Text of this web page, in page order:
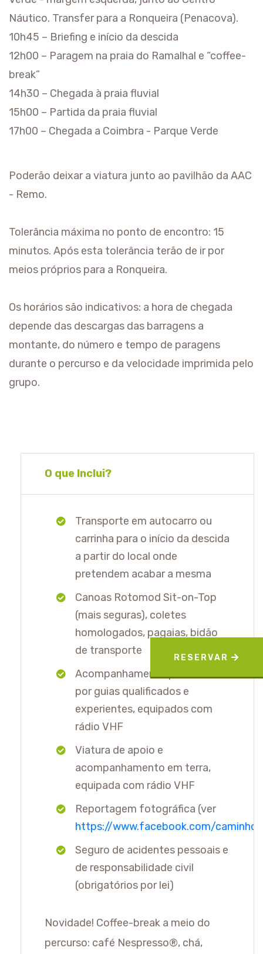
Náutico. Transfer para a Ronqueira (Penacova).
10h45 – Briefing e início da descida
12h00 – Paragem na praia do Ramalhal e “coffee-
break”
14h30 – Chegada à praia fluvial
15h00 – Partida da praia fluvial
17h00 – Chegada a Coimbra - Parque Verde
Poderão deixar a viatura junto ao pavilhão da AAC
- Remo.
Tolerância máxima no ponto de encontro: 15
minutos. Após esta tolerância terão de ir por
meios próprios para a Ronqueira.
Os horários são indicativos: a hora de chegada
depende das descargas das barragens a
montante, do número e tempo de paragens
durante o percurso e da velocidade imprimida pelo
grupo.
O que Inclui?
Transporte em autocarro ou
carrinha para o início da descida
a partir do local onde
pretendem acabar a mesma
Canoas Rotomod Sit-on-Top
(mais seguras), coletes
homologados, pagaias, bidão
de transporte
Acompanhamento permanente
por guias qualificados e
experientes, equipados com
rádio VHF
Viatura de apoio e
acompanhamento em terra,
equipada com rádio VHF
Reportagem fotográfica (ver
https://www.facebook.com/
Seguro de acidentes pessoais e
de responsabilidade civil
(obrigatórios por lei)
Novidade! Coffee-break a meio do
percurso: café Nespresso®, chá,
RESERVAR